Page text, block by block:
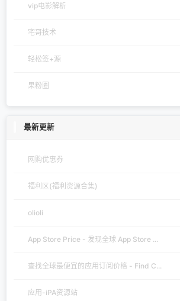
vip电影解析
宅哥技术
轻松签+源
果粉圈
最新更新
网购优惠券
福利区(福利资源合集)
olioli
App Store Price - 发现全球 App Store ...
查找全球最便宜的应用订阅价格 - Find C...
应用-iPA资源站